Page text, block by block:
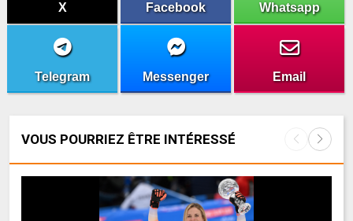
X Facebook Whatsapp
Telegram Messenger Email
VOUS POURRIEZ ÊTRE INTÉRESSÉ